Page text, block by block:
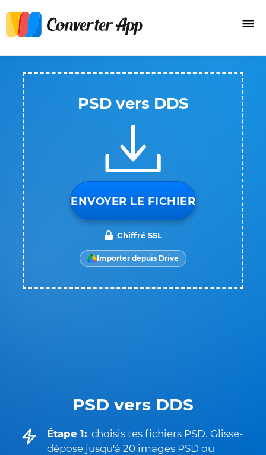
PSD vers DDS
Étape 1: choisis tes fichiers PSD. Glisse-
dépose jusqu'à 20 images PSD ou
PSD vers DDS
ENVOYER LE FICHIER
Chiffré SSL
Importer depuis Drive